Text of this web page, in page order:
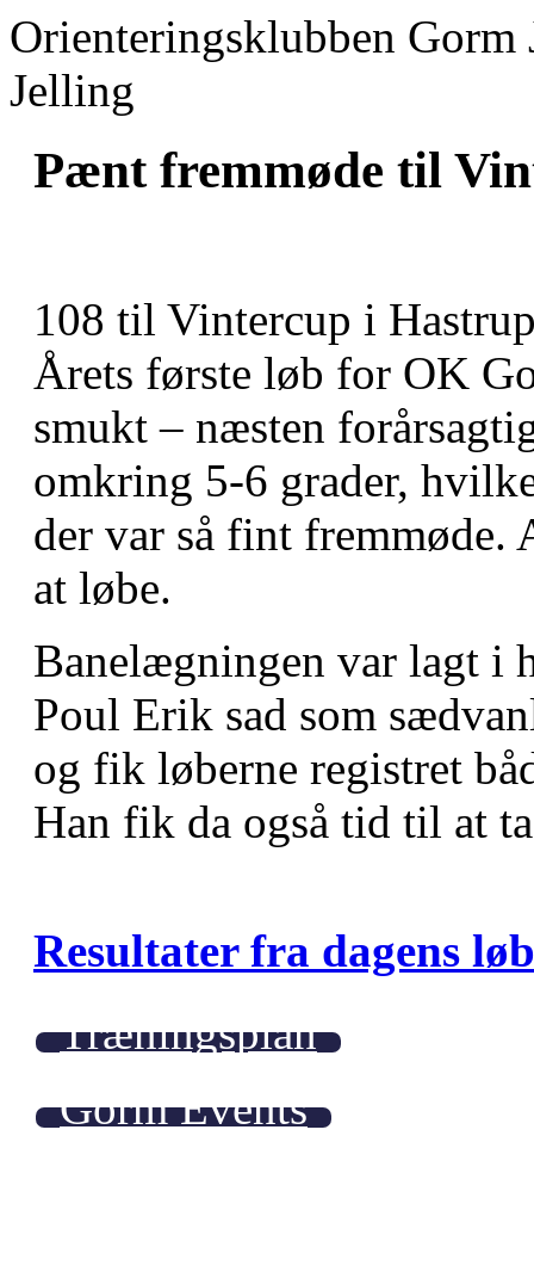
Orienteringsklubben
Jelling
Pænt fremmøde til
108 til Vintercup i
Årets første løb for OK
smukt – næsten
omkring 5-6 grader,
der var så fint fremmøde.
at løbe.
Banelægningen var lagt i
Poul Erik sad som
og fik løberne registret
Han fik da også tid til at
Resultater fra dagens
Træningsplan
Gorm Events